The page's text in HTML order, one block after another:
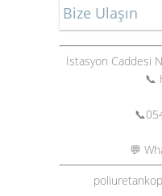
Bize Ulaşın
İstasyon Caddesi
📞
📞
💬